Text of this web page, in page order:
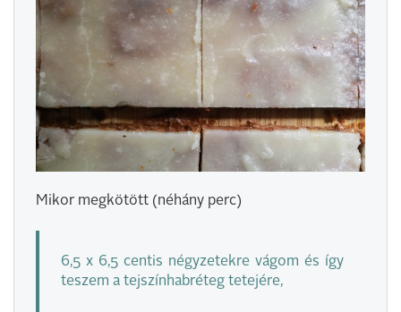
Mikor megkötött (néhány perc)
6,5 x 6,5 centis négyzetekre vágom és így
teszem a tejszínhabréteg tetejére,